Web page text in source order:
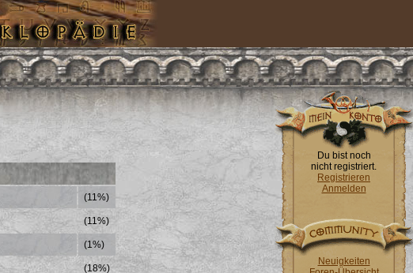
(11%)
(11%)
(1%)
(18%)
Du bist noch
nicht registriert.
Registrieren
Anmelden
Neuigkeiten